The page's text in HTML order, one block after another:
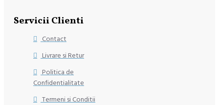
Servicii Clienti
Contact
Livrare si Retur
Politica de
Confidentialitate
Termeni si Conditii